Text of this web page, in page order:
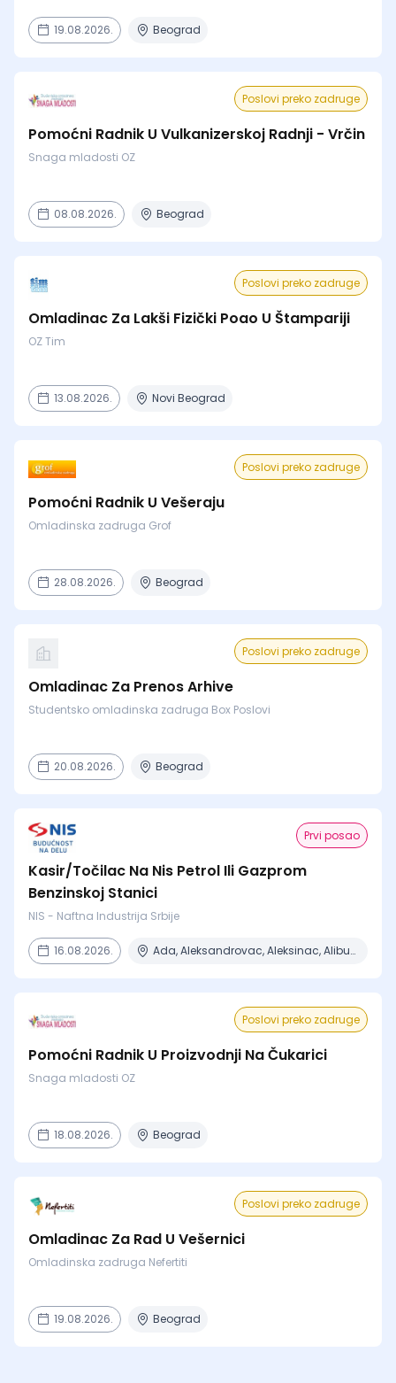
19.08.2026. Beograd
Poslovi preko zadruge
Pomoćni Radnik U Vulkanizerskoj Radnji - Vrčin
Snaga mladosti OZ
08.08.2026. Beograd
Poslovi preko zadruge
Omladinac Za Lakši Fizički Poao U Štampariji
OZ Tim
13.08.2026. Novi Beograd
Poslovi preko zadruge
Pomoćni Radnik U Vešeraju
Omladinska zadruga Grof
28.08.2026. Beograd
Poslovi preko zadruge
Omladinac Za Prenos Arhive
Studentsko omladinska zadruga Box Poslovi
20.08.2026. Beograd
Prvi posao
Kasir/Točilac Na Nis Petrol Ili Gazprom
Benzinskoj Stanici
NIS - Naftna Industrija Srbije
16.08.2026. Ada, Aleksandrovac, Aleksinac, Alibunar, Apatin + 206 mesta
Poslovi preko zadruge
Pomoćni Radnik U Proizvodnji Na Čukarici
Snaga mladosti OZ
18.08.2026. Beograd
Poslovi preko zadruge
Omladinac Za Rad U Vešernici
Omladinska zadruga Nefertiti
19.08.2026. Beograd